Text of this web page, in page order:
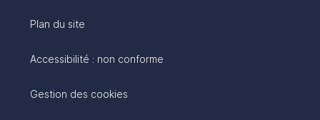
Plan du site
Accessibilité : non conforme
Gestion des cookies